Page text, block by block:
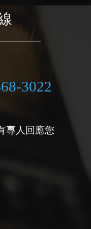
3022
專人回應您